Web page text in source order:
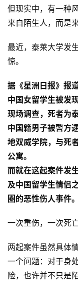
但现实中，有一种
来自陌生人，而是
最近，泰莱大学发
惊。
据《星洲日报》报
中国女留学生被发
现场调查，死者为
中国籍男子被警方
地双威学院，与死
公寓。
而就在这起案件发
及中国留学生情侣
圈的恶性伤人事件。
一次重伤，一次死亡
两起案件虽然具体
一个问题：对于身
险，也许并不只是